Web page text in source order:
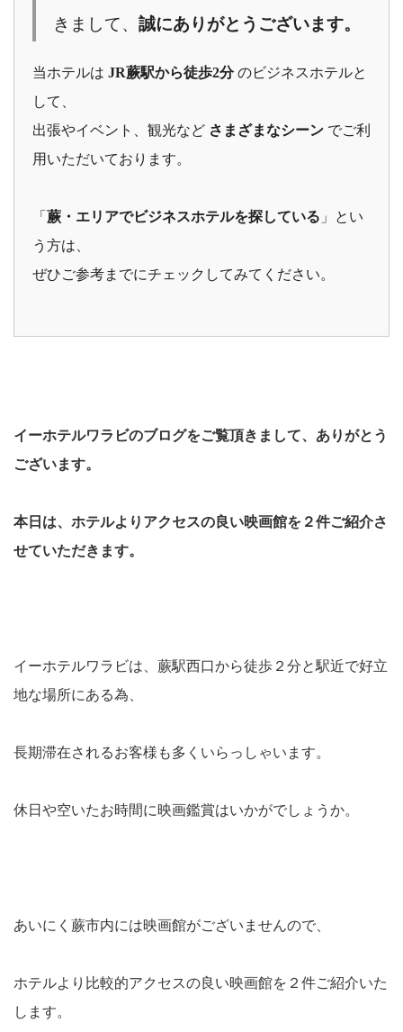
きまして、誠にありがとうございます。
当ホテルは JR蕨駅から徒歩2分のビジネスホテルと
して、
出張やイベント、観光など さまざまなシーン でご利
用いただいております。
「 蕨・エリアでビジネスホテルを探している 」とい
う方は、
ぜひご参考までにチェックしてみてください。
イーホテルワラビのブログをご覧頂きまして、ありがとう
ございます。
本日は、ホテルよりアクセスの良い映画館を２件ご紹介さ
せていただきます。
イーホテルワラビは、蕨駅西口から徒歩２分と駅近で好立
地な場所にある為、
長期滞在されるお客様も多くいらっしゃいます。
休日や空いたお時間に映画鑑賞はいかがでしょうか。
あいにく蕨市内には映画館がございませんので、
ホテルより比較的アクセスの良い映画館を２件ご紹介いた
します。